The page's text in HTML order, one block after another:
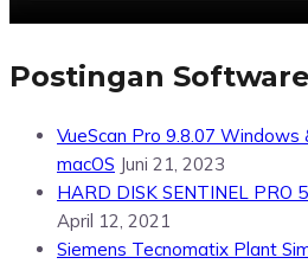
Postingan
VueScan Pro 9.8.07 Windows
macOS Juni 21, 2023
HARD DISK SENTINEL PRO
April 12, 2021
Siemens Tecnomatix Plant